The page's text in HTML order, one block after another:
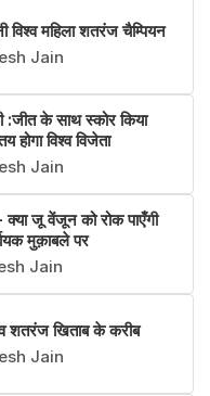
महिला शतरंज चैम्पियन
Jain
:जीत के साथ स्कोर किया
होगा विश्व विजेता
Jain
क्या जू वेंजून को रोक पाएँगी
मुक़ाबले पर
Jain
शतरंज खिताब के करीब
Jain